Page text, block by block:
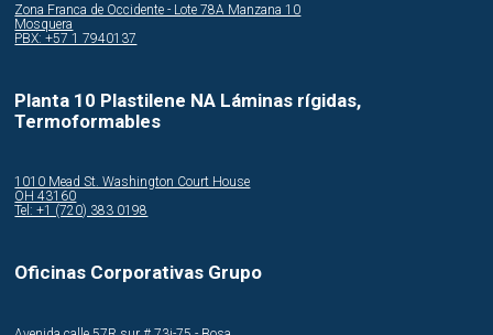
Zona Franca de Occidente - Lote 78A Manzana 10
Mosquera
PBX: +57 1 7940137
Planta 10 Plastilene NA Láminas rígidas,
Termoformables
1010 Mead St. Washington Court House
OH 43160
Tel: +1 (720) 383 0198
Oficinas Corporativas Grupo